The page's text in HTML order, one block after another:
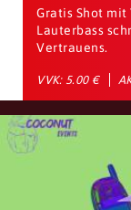
Gratis Shot mit
Lauterbass
Vertrauens.
VVK: 5.00 €